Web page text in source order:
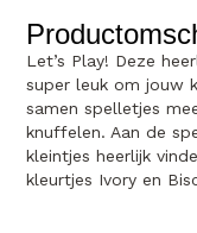
Let’s Play! Deze
super leuk om jouw
samen spelletjes
knuffelen. Aan de
kleintjes heerlijk
kleurtjes Ivory en